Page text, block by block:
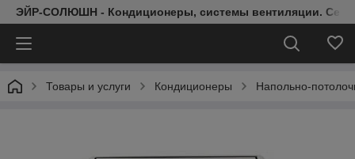
ЭЙР-СОЛЮШН - Кондиционеры, системы вентиляции.
Товары и услуги Кондиционеры Напольно-